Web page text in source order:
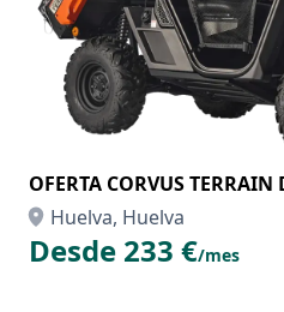
OFERTA CORVUS
Huelva, Huelva
Desde 233 €/mes